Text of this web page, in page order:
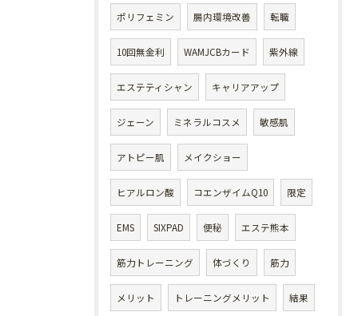
ポリフェミン 腸内環境改善 転職
10回無金利 WAMJCBカード 紫外線
エステティシャン キャリアアップ
ジェーン ミネラルコスメ 敏感肌
アトピー肌 メイクショー
ヒアルロン酸 コエンザイムQ10 限定
EMS SIXPAD 便秘 エステ熊本
筋力トレーニング 体づくり 筋力
メリット トレーニングメリット 結果